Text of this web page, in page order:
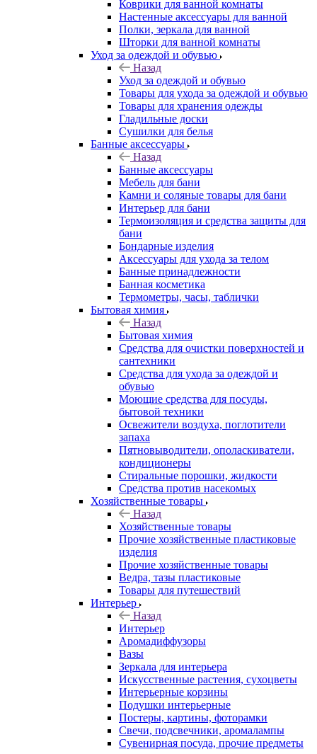
Коврики для ванной комнаты
Настенные аксессуары для ванной
Полки, зеркала для ванной
Шторки для ванной комнаты
Уход за одеждой и обувью
Назад
Уход за одеждой и обувью
Товары для ухода за одеждой и обувью
Товары для хранения одежды
Гладильные доски
Сушилки для белья
Банные аксессуары
Назад
Банные аксессуары
Мебель для бани
Камни и соляные товары для бани
Интерьер для бани
Термоизоляция и средства защиты для
бани
Бондарные изделия
Аксеcсуары для ухода за телом
Банные принадлежности
Банная косметика
Термометры, часы, таблички
Бытовая химия
Назад
Бытовая химия
Средства для очистки поверхностей и
сантехники
Средства для ухода за одеждой и
обувью
Моющие средства для посуды,
бытовой техники
Освежители воздуха, поглотители
запаха
Пятновыводители, ополаскиватели,
кондиционеры
Стиральные порошки, жидкости
Средства против насекомых
Хозяйственные товары
Назад
Хозяйственные товары
Прочие хозяйственные пластиковые
изделия
Прочие хозяйственные товары
Ведра, тазы пластиковые
Товары для путешествий
Интерьер
Назад
Интерьер
Аромадиффузоры
Вазы
Зеркала для интерьера
Искусственные растения, сухоцветы
Интерьерные корзины
Подушки интерьерные
Постеры, картины, фоторамки
Свечи, подсвечники, аромалампы
Сувенирная посуда, прочие предметы